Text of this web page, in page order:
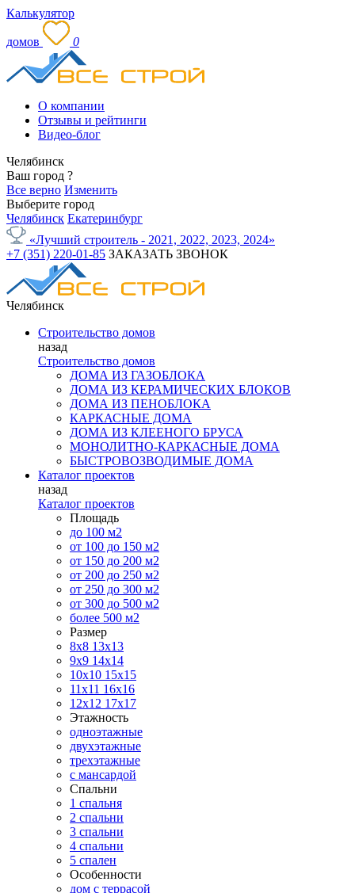
Калькулятор
домов 0
О компании
Отзывы и рейтинги
Видео-блог
Челябинск
Ваш город ?
Все верно Изменить
Выберите город
Челябинск Екатеринбург
«Лучший строитель - 2021, 2022, 2023, 2024»
+7 (351) 220-01-85 ЗАКАЗАТЬ ЗВОНОК
Челябинск
Строительство домов
назад
Строительство домов
ДОМА ИЗ ГАЗОБЛОКА
ДОМА ИЗ КЕРАМИЧЕСКИХ БЛОКОВ
ДОМА ИЗ ПЕНОБЛОКА
КАРКАСНЫЕ ДОМА
ДОМА ИЗ КЛЕЕНОГО БРУСА
МОНОЛИТНО-КАРКАСНЫЕ ДОМА
БЫСТРОВОЗВОДИМЫЕ ДОМА
Каталог проектов
назад
Каталог проектов
Площадь
до 100 м2
от 100 до 150 м2
от 150 до 200 м2
от 200 до 250 м2
от 250 до 300 м2
от 300 до 500 м2
более 500 м2
Размер
8х8 13х13
9х9 14х14
10х10 15х15
11x11 16х16
12х12 17х17
Этажность
одноэтажные
двухэтажные
трехэтажные
с мансардой
Спальни
1 спальня
2 спальни
3 спальни
4 спальни
5 спален
Особенности
дом с террасой